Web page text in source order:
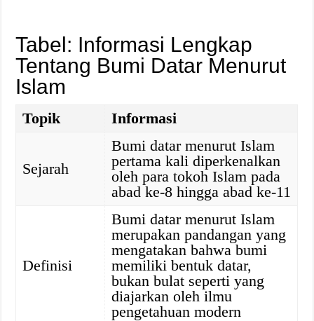
Tabel: Informasi Lengkap
Tentang Bumi Datar Menurut
Islam
Topik Informasi
Sejarah
Bumi datar menurut Islam
pertama kali diperkenalkan
oleh para tokoh Islam pada
abad ke-8 hingga abad ke-11
Definisi
Bumi datar menurut Islam
merupakan pandangan yang
mengatakan bahwa bumi
memiliki bentuk datar,
bukan bulat seperti yang
diajarkan oleh ilmu
pengetahuan modern